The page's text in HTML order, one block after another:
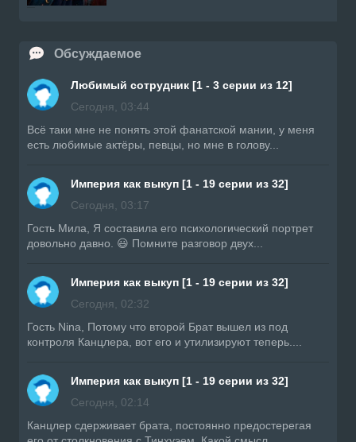
Обсуждаемое
Любимый сотрудник [1 - 3 серии из 12]
Сегодня, 03:44
Всë таки мне не понять этой фанатской мании, у меня
есть любимые актёры, певцы, но мне в голову...
Империя как выкуп [1 - 19 серии из 32]
Сегодня, 03:17
Гость Мила, Я составила его психологический портрет
довольно давно. 😃 Помните разговор двух...
Империя как выкуп [1 - 19 серии из 32]
Сегодня, 02:32
Гость Nina, Потому что второй Брат вышел из под
контроля Канцлера, вот его и утилизируют теперь....
Империя как выкуп [1 - 19 серии из 32]
Сегодня, 02:14
Канцлер сдерживает брата, постоянно предостерегая